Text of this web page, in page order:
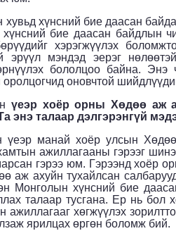
хүнсний бие даасан
бие даасан байдлын
хэрэгжүүлэх
эрүүл мэндэд эерэг
бололцоо байна.
оролцогчид оновчтой
үеэр хоёр орны Хөдөө аж
энэ талаар дэлгэрэнгүй
үеэр манай хоёр улсын
ажиллагааны гэрээг
гэрээ юм. Гэрээнд хоёр
аж ахуйн тухайлсан
Монголын хүнсний бие
талаар тусгана. Ер нь бол
ажиллагааг хөгжүүлэх
ярилцах өргөн боломж бий.